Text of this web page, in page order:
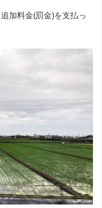
加料金(罰金)を支払っ